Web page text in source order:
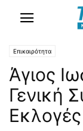
Επικαιρότητα
Άγιος
Γενική